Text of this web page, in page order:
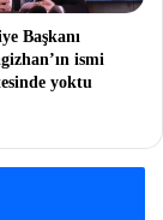
Başkanı
ismi
yoktu